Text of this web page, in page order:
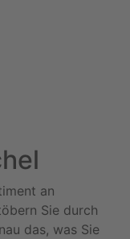
an
Sie durch
das, was Sie